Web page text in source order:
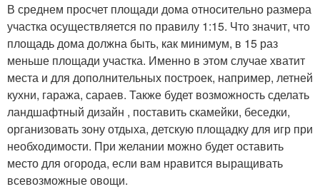
В среднем просчет площади дома относительно размера
участка осуществляется по правилу 1:15. Что значит, что
площадь дома должна быть, как минимум, в 15 раз
меньше площади участка. Именно в этом случае хватит
места и для дополнительных построек, например, летней
кухни, гаража, сараев. Также будет возможность сделать
ландшафтный дизайн , поставить скамейки, беседки,
организовать зону отдыха, детскую площадку для игр при
необходимости. При желании можно будет оставить
место для огорода, если вам нравится выращивать
всевозможные овощи.